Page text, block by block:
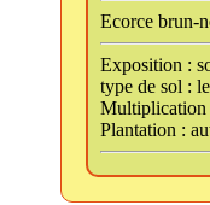
Ecorce brun-
Exposition :
type de sol :
Multiplication
Plantation :